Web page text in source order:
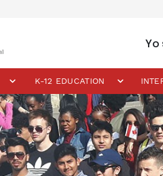
Yo
K-12 EDUCATION